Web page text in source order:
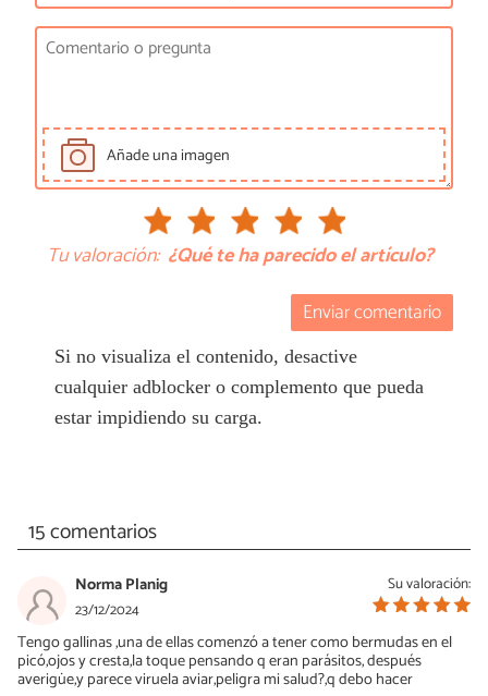
Añade una imagen
Tu valoración: ¿Qué te ha parecido el artículo?
Enviar comentario
Si no visualiza el contenido, desactive
cualquier adblocker o complemento que pueda
estar impidiendo su carga.
15 comentarios
Su valoración:
Norma Planig
23/12/2024
Tengo gallinas ,una de ellas comenzó a tener como bermudas en el
picó,ojos y cresta,la toque pensando q eran parásitos, después
averigüe,y parece viruela aviar,peligra mi salud?,q debo hacer